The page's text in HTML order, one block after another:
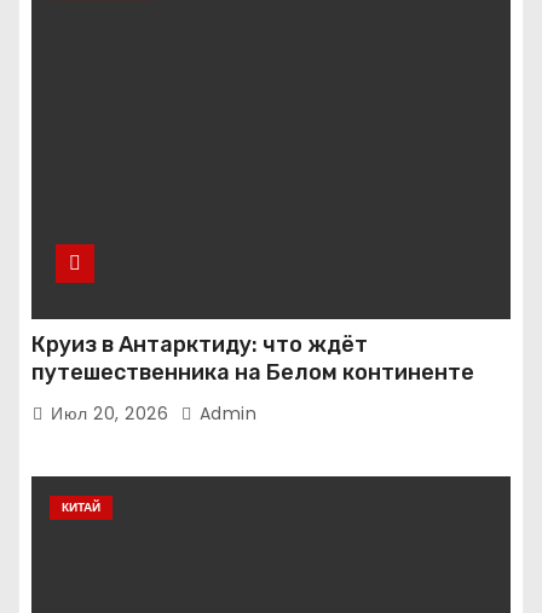
Круиз в Антарктиду: что ждёт
путешественника на Белом континенте
Июл 20, 2026 Admin
КИТАЙ